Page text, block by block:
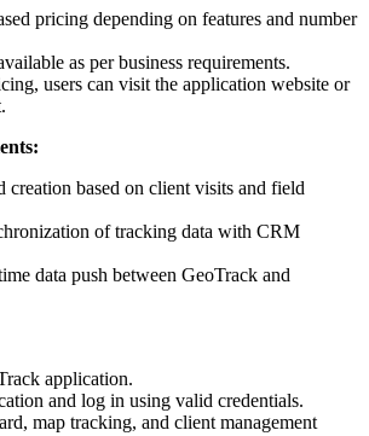
pricing depending on features and number
as per business requirements.
users can visit the application website or
creation based on client visits and field
of tracking data with CRM
data push between GeoTrack and
application.
and log in using valid credentials.
map tracking, and client management